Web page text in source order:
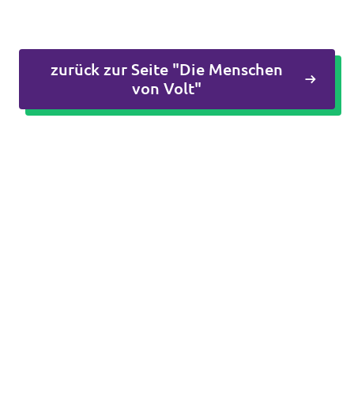
Jetzt Spenden!
zurück zur Seite "Die Menschen
von Volt"